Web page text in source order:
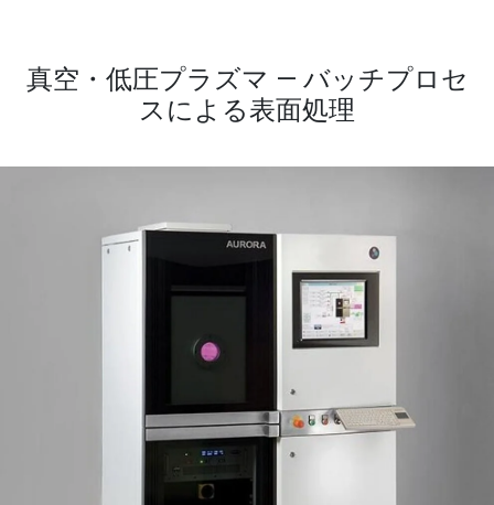
真空・低圧プラズマ ― バッチプロセ
スによる表面処理